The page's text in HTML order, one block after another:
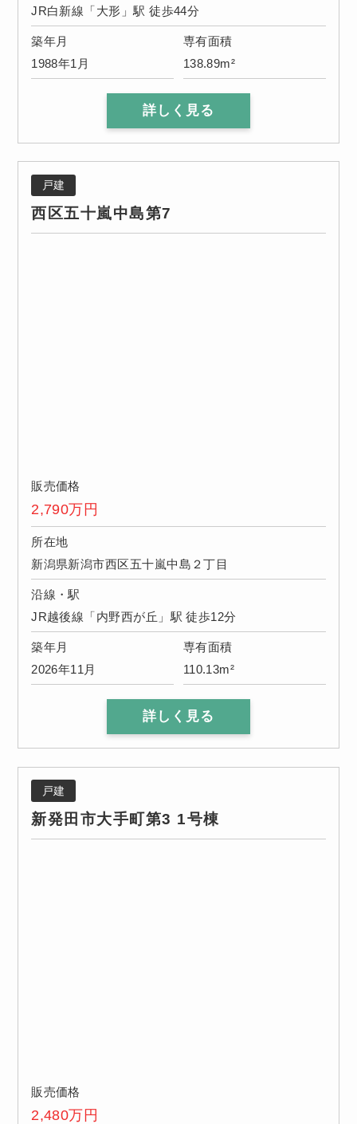
JR白新線「大形」駅 徒歩44分
築年月
1988年1月
専有面積
138.89m²
詳しく見る
戸建
西区五十嵐中島第7
販売価格
2,790万円
所在地
新潟県新潟市西区五十嵐中島２丁目
沿線・駅
JR越後線「内野西が丘」駅 徒歩12分
築年月
2026年11月
専有面積
110.13m²
詳しく見る
戸建
新発田市大手町第3 1号棟
販売価格
2,480万円